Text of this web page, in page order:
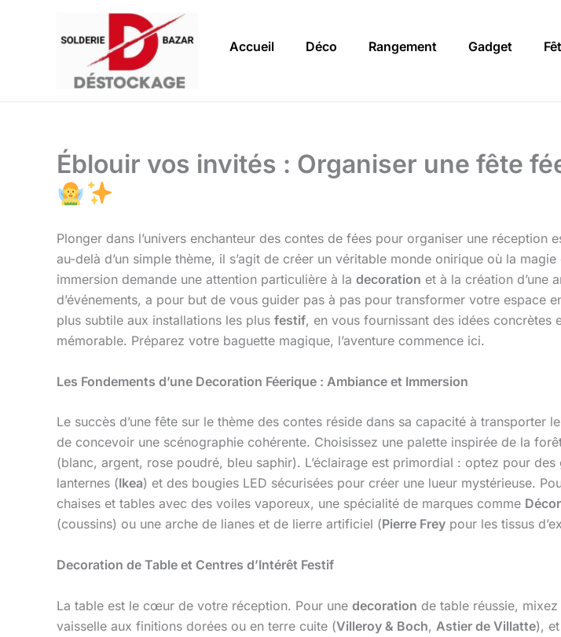
Accueil Déco Rangement Gadget
Éblouir vos invités : Organiser une fête
Plonger dans l’univers enchanteur des contes de fées pour organiser une
au-delà d’un simple thème, il s’agit de créer un véritable monde onirique où la
immersion demande une attention particulière à la decoration et à la création d’une
d’événements, a pour but de vous guider pas à pas pour transformer votre espace
plus subtile aux installations les plus festif, en vous fournissant des idées concrètes
mémorable. Préparez votre baguette magique, l’aventure commence ici.
Les Fondements d’une Decoration Féerique : Ambiance et Immersion
Le succès d’une fête sur le thème des contes réside dans sa capacité à transporter
de concevoir une scénographie cohérente. Choisissez une palette inspirée de la
(blanc, argent, rose poudré, bleu saphir). L’éclairage est primordial : optez pour des
lanternes (Ikea) et des bougies LED sécurisées pour créer une lueur mystérieuse.
chaises et tables avec des voiles vaporeux, une spécialité de marques comme
(coussins) ou une arche de lianes et de lierre artificiel (Pierre Frey pour les tissus
Decoration de Table et Centres d’Intérêt Festif
La table est le cœur de votre réception. Pour une decoration de table réussie,
vaisselle aux finitions dorées ou en terre cuite (Villeroy & Boch, Astier de Villatte),